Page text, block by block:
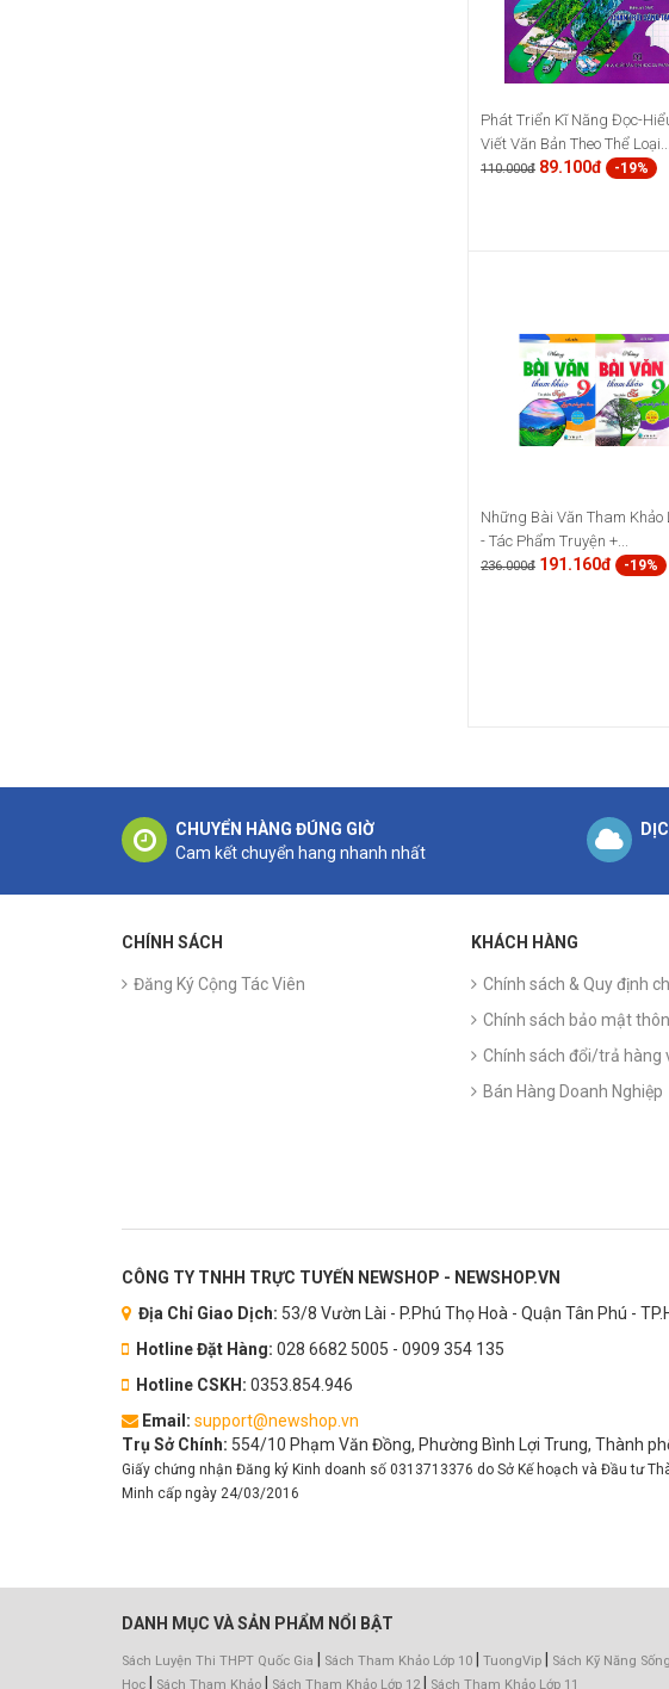
Phát Triển Kĩ Năng Đọc-
Viết Văn Bản Theo Thể Loại...
110.000đ 89.100đ -19%
Những Bài Văn Tham Khảo
- Tác Phẩm Truyện +...
236.000đ 191.160đ -19%
CHUYỂN HÀNG ĐÚNG GIỜ
Cam kết chuyển hang nhanh nhất
CHÍNH SÁCH
Đăng Ký Cộng Tác Viên
KHÁCH HÀNG
Chính sách & Quy định
Chính sách bảo mật
Chính sách đổi/trả hàng
Bán Hàng Doanh Nghiệp
CÔNG TY TNHH TRỰC TUYẾN NEWSHOP - NEWSHOP.VN
Địa Chỉ Giao Dịch: 53/8 Vườn Lài - P.Phú Thọ Hoà - Quận Tân Phú -
Hotline Đặt Hàng: 028 6682 5005 - 0909 354 135
Hotline CSKH: 0353.854.946
Email: support@newshop.vn
Trụ Sở Chính: 554/10 Phạm Văn Đồng, Phường Bình Lợi Trung, Thành
Giấy chứng nhận Đăng ký Kinh doanh số 0313713376 do Sở Kế hoạch và Đầu tư
Minh cấp ngày 24/03/2016
DANH MỤC VÀ SẢN PHẨM NỔI BẬT
Sách Luyện Thi THPT Quốc Gia Sách Tham Khảo Lớp 10 TuongVip Sách Kỹ Năng Sống
Học
Sách Tham Khảo Sách Tham Khảo Lớp 12 Sách Tham Khảo Lớp 11